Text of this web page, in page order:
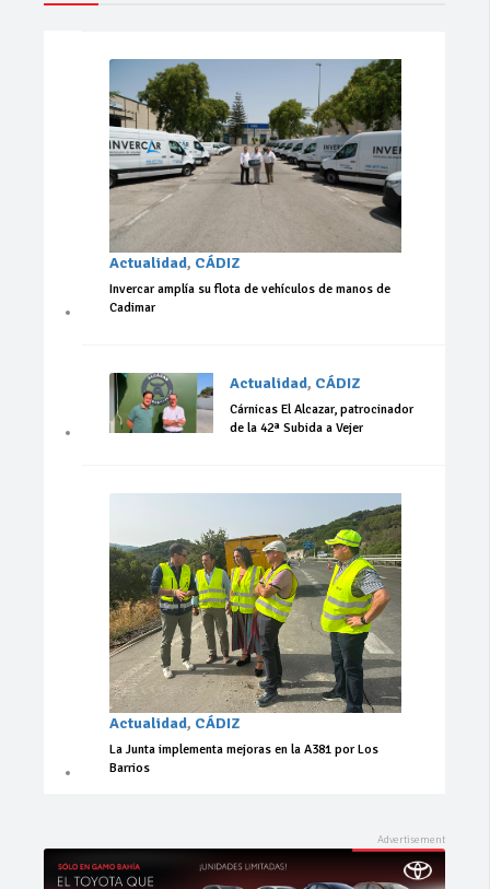
Actualidad, CÁDIZ
Invercar amplía su flota de vehículos de manos de
Cadimar
Actualidad, CÁDIZ
Cárnicas El Alcazar, patrocinador
de la 42ª Subida a Vejer
Actualidad, CÁDIZ
La Junta implementa mejoras en la A381 por Los
Barrios